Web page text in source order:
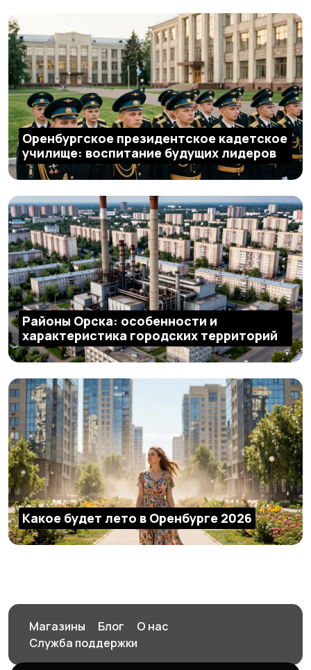
Оренбургское президентское кадетское
училище: воспитание будущих лидеров
Районы Орска: особенности и
характеристика городских территорий
Какое будет лето в Оренбурге 2026
Магазины Блог
О нас
Служба поддержки